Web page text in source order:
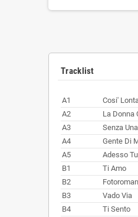
Tracklist
A1 Cosi'
A2
La Donna
A3
Senza
A4
Gente Di
A5
Adesso Tu
B1
Ti Amo
B2
B3
Vado Via
B4
Ti Sento